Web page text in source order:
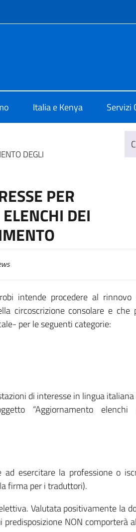
Italia e Kenya Servizi
DEGLI
PER
DEI
intende procedere al
circoscrizione consolare e che
per le seguenti categorie:
di interesse in lingua italiana
“Aggiornamento elenchi
ad esercitare la professione o
firma per i traduttori).
Valutata positivamente la
NON comporterà